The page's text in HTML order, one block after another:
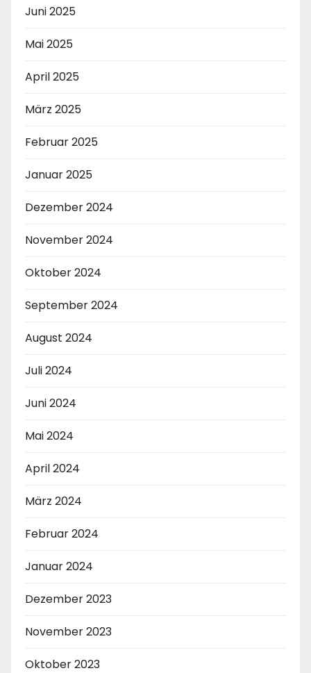
Juni 2025
Mai 2025
April 2025
März 2025
Februar 2025
Januar 2025
Dezember 2024
November 2024
Oktober 2024
September 2024
August 2024
Juli 2024
Juni 2024
Mai 2024
April 2024
März 2024
Februar 2024
Januar 2024
Dezember 2023
November 2023
Oktober 2023